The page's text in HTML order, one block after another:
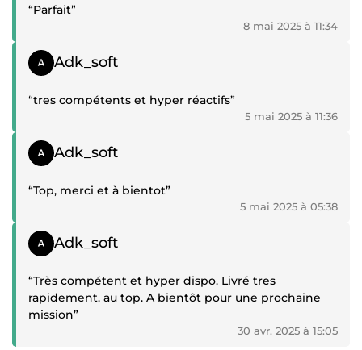
“Parfait”
8 mai 2025 à 11:34
Témoignage positif
Adk_soft
“tres compétents et hyper réactifs”
5 mai 2025 à 11:36
Témoignage positif
Adk_soft
“Top, merci et à bientot”
5 mai 2025 à 05:38
Témoignage positif
Adk_soft
“Très compétent et hyper dispo. Livré tres
rapidement. au top. A bientôt pour une prochaine
mission”
30 avr. 2025 à 15:05